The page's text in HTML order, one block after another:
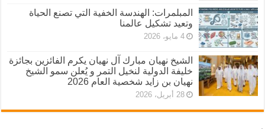
المبلمرات: الهندسة الخفية التي تصنع الحياة
وتعيد تشكيل عالمنا
4 مايو، 2026
الشيخ نهيان مبارك آل نهيان يكرم الفائزين بجائزة
خليفة الدولية لنخيل التمر و يُعلن سمو الشيخ
نهيان بن زايد شخصية العام 2026
28 أبريل، 2026